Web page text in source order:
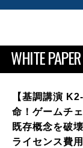
WHITE PAPER
【基調講演
命！ゲームチ
既存概念を破
ライセンス費